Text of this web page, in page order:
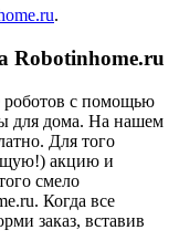
.
Robotinhome.ru
роботов с помощью
для дома. На нашем
Для того
акцию и
смело
Когда все
заказ, вставив